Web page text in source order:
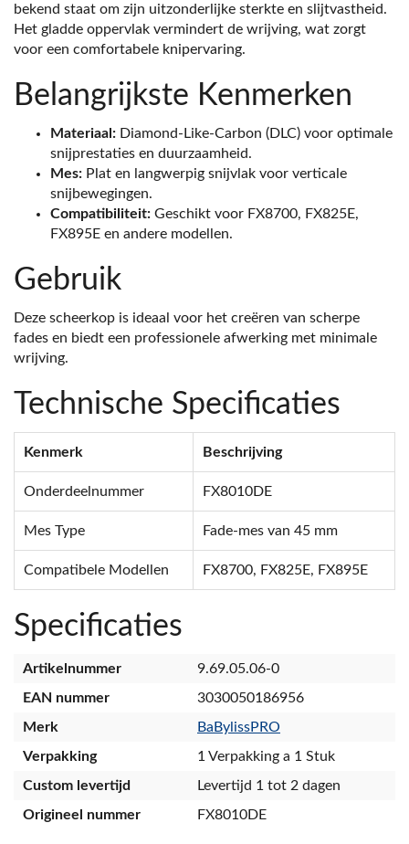
bekend staat om zijn uitzonderlijke sterkte en slijtvastheid.
Het gladde oppervlak vermindert de wrijving, wat zorgt
voor een comfortabele knipervaring.
Belangrijkste Kenmerken
Materiaal: Diamond-Like-Carbon (DLC) voor optimale
snijprestaties en duurzaamheid.
Mes: Plat en langwerpig snijvlak voor verticale
snijbewegingen.
Compatibiliteit: Geschikt voor FX8700, FX825E,
FX895E en andere modellen.
Gebruik
Deze scheerkop is ideaal voor het creëren van scherpe
fades en biedt een professionele afwerking met minimale
wrijving.
Technische Specificaties
Kenmerk Beschrijving
Onderdeelnummer FX8010DE
Mes Type Fade-mes van 45 mm
Compatibele Modellen FX8700, FX825E, FX895E
Specificaties
Artikelnummer
9.69.05.06-0
EAN nummer
3030050186956
Merk
BaBylissPRO
Verpakking
1 Verpakking a 1 Stuk
Custom levertijd
Levertijd 1 tot 2 dagen
Origineel nummer
FX8010DE